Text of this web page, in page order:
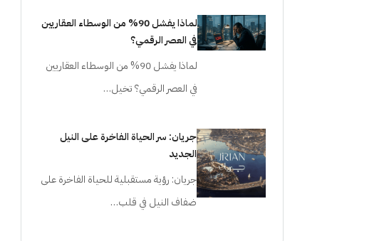
لماذا يفشل 90% من الوسطاء العقاريين
في العصر الرقمي؟
لماذا يفشل 90% من الوسطاء العقاريين
في العصر الرقمي؟ تخيل…
جريان: سر الحياة الفاخرة على النيل
الجديد
جريان: رؤية مستقبلية للحياة الفاخرة على
ضفاف النيل في قلب…